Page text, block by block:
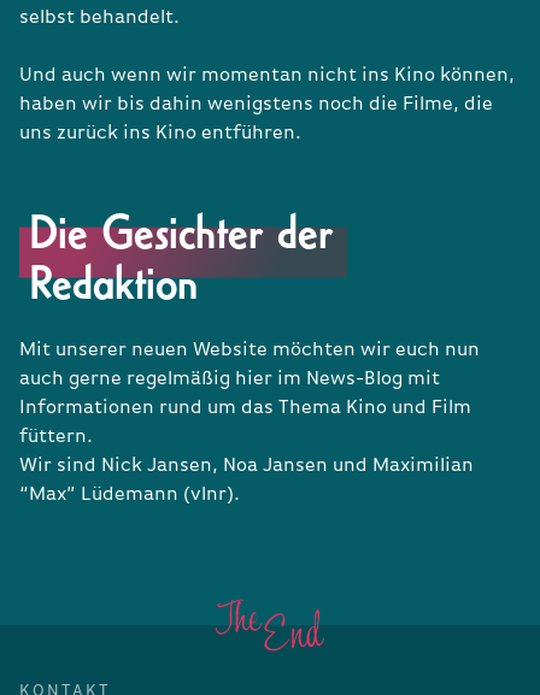
selbst behandelt.
Und auch wenn wir momentan nicht ins Kino können,
haben wir bis dahin wenigstens noch die Filme, die
uns zurück ins Kino entführen.
Die Gesichter der
Redaktion
Mit unserer neuen Website möchten wir euch nun
auch gerne regelmäßig hier im News-Blog mit
Informationen rund um das Thema Kino und Film
füttern.
Wir sind Nick Jansen, Noa Jansen und Maximilian
“Max” Lüdemann (vlnr).
KONTAKT